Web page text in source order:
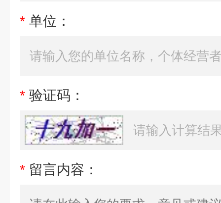
* 单位：
* 验证码：
* 留言内容：